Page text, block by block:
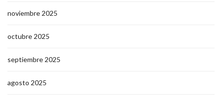
noviembre 2025
octubre 2025
septiembre 2025
agosto 2025